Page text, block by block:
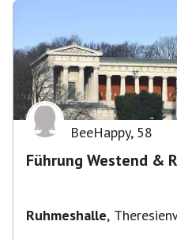
BeeHappy, 58
Führung Westend &
Ruhmeshalle,